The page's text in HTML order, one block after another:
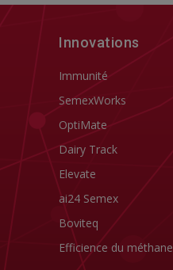
Innovations
Immunité
SemexWorks
OptiMate
Dairy Track
Elevate
ai24 Semex
Boviteq
Efficience du méthane